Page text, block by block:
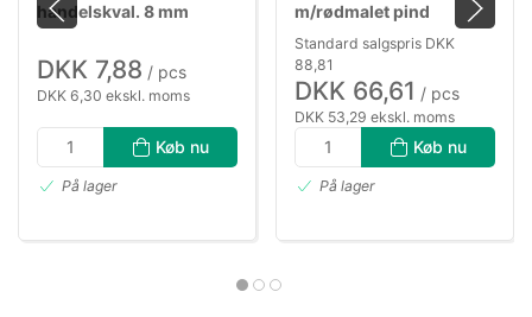
handelskval. 8 mm
DKK 7,88 / pcs
DKK 6,30 ekskl. moms
Køb nu
På lager
m/rødmalet pind
5/8"×3/4"
Standard salgspris DKK
88,81
DKK 66,61 / pcs
DKK 53,29 ekskl. moms
Køb nu
På lager